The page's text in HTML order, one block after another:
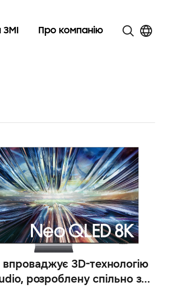
ЗМІ Про компанію
3D-технологію
розроблену спільно з
та саундбари